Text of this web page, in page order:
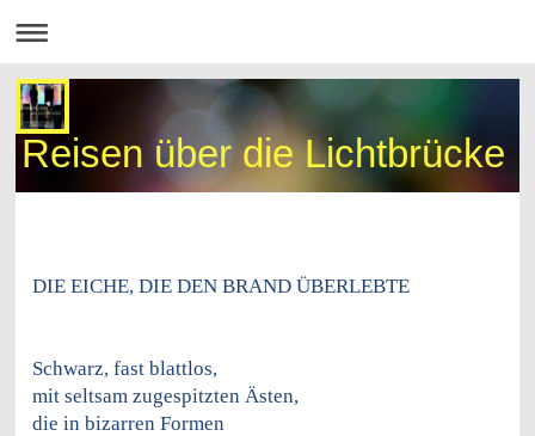
Reisen über die Lichtbrücke
DIE EICHE, DIE DEN BRAND ÜBERLEBTE
Schwarz, fast blattlos,
mit seltsam zugespitzten Ästen,
die in bizarren Formen